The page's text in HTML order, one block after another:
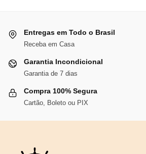
Entregas em Todo o Brasil
Receba em Casa
Garantia Incondicional
Garantia de 7 dias
Compra 100% Segura
Cartão, Boleto ou PIX